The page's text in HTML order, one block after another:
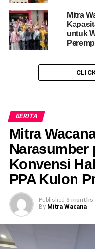
Share this:
RELATED TOPICS:
UP NEXT
Pertemuan Rutin
Kokap
DON'T MISS
Pertemuan Rutin
Tirtorahayu
Mitra
untuk
BERITA
Mitra
Narasumber
Konvensi
PPA Kulon
Published 5 months
By Mitra Wacana